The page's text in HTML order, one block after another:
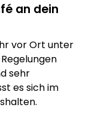
an dein
vor Ort unter
sehr
es sich im